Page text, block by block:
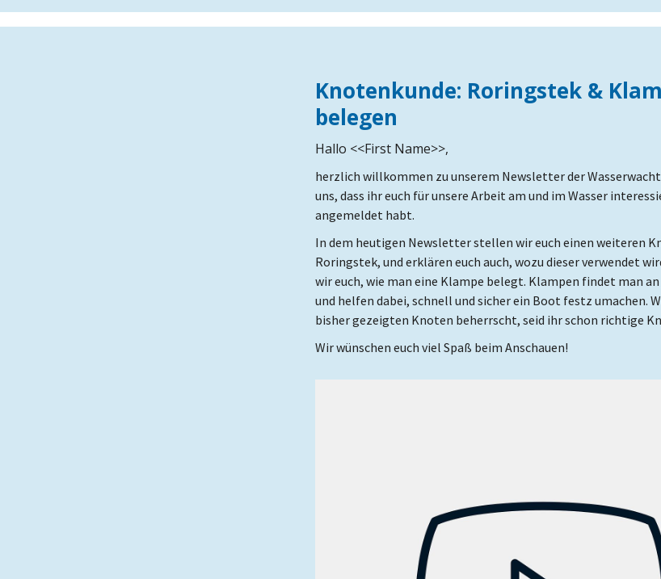
Knotenkunde: Roringstek &
belegen
Hallo <<First Name>>,
herzlich willkommen zu unserem Newsletter der
uns, dass ihr euch für unsere Arbeit am und im Wasser
angemeldet habt.
In dem heutigen Newsletter stellen wir euch einen weiteren
Roringstek, und erklären euch auch, wozu dieser verwendet
wir euch, wie man eine Klampe belegt. Klampen findet man
und helfen dabei, schnell und sicher ein Boot festz umachen.
bisher gezeigten Knoten beherrscht, seid ihr schon richtige
Wir wünschen euch viel Spaß beim Anschauen!